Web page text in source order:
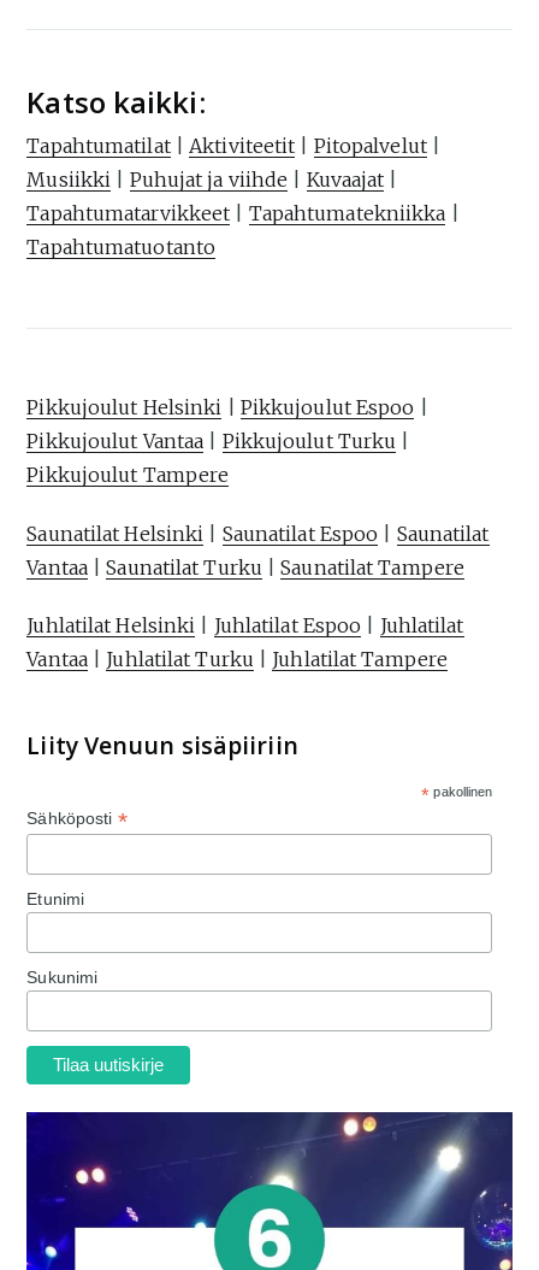
Katso kaikki:
Tapahtumatilat|Aktiviteetit Pitopalvelut|
Musiikki
Puhujat ja viihde Kuvaajat
Tapahtumatarvikkeet
Tapahtumatekniikka
Tapahtumatuotanto
Pikkujoulut Helsinki Pikkujoulut Espoo
Pikkujoulut Vantaa
Pikkujoulut Turku
Pikkujoulut Tampere
Saunatilat Helsinki Saunatilat Espoo
Saunatilat
Vantaa |Saunatilat Turku |Saunatilat Tampere
Juhlatilat Helsinki Juhlatilat Espoo
Juhlatilat
Vantaa
Juhlatilat Turku Juhlatilat Tampere
Liity Venuun sisäpiiriin
* pakollinen
Sähköposti *
Etunimi
Sukunimi